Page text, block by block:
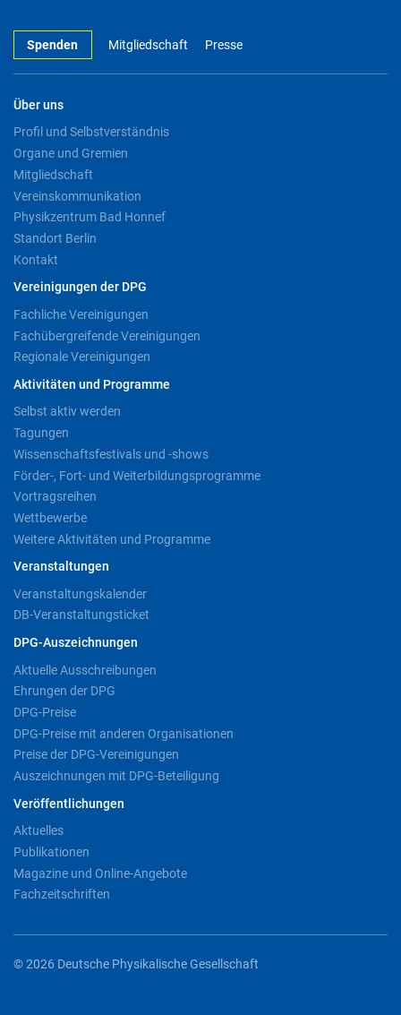
Spenden Mitgliedschaft Presse
Über uns
Profil und Selbstverständnis
Organe und Gremien
Mitgliedschaft
Vereinskommunikation
Physikzentrum Bad Honnef
Standort Berlin
Kontakt
Vereinigungen der DPG
Fachliche Vereinigungen
Fachübergreifende Vereinigungen
Regionale Vereinigungen
Aktivitäten und Programme
Selbst aktiv werden
Tagungen
Wissenschaftsfestivals und -shows
Förder-, Fort- und Weiterbildungsprogramme
Vortragsreihen
Wettbewerbe
Weitere Aktivitäten und Programme
Veranstaltungen
Veranstaltungskalender
DB-Veranstaltungsticket
DPG-Auszeichnungen
Aktuelle Ausschreibungen
Ehrungen der DPG
DPG-Preise
DPG-Preise mit anderen Organisationen
Preise der DPG-Vereinigungen
Auszeichnungen mit DPG-Beteiligung
Veröffentlichungen
Aktuelles
Publikationen
Magazine und Online-Angebote
Fachzeitschriften
© 2026 Deutsche Physikalische Gesellschaft